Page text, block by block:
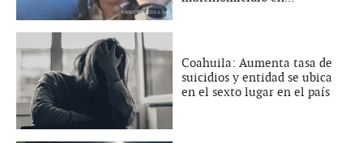
Coahuila: Aumenta tasa de
suicidios y entidad se ubica
en el sexto lugar en el país